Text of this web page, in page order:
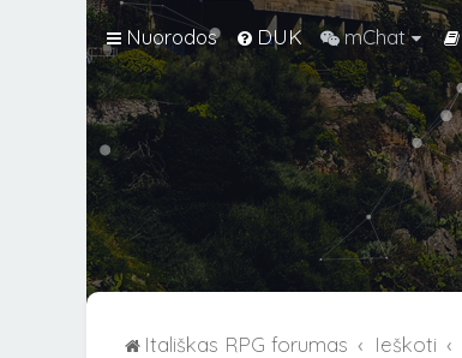
Nuorodos DUK mChat
Itališkas RPG forumas Ieškoti